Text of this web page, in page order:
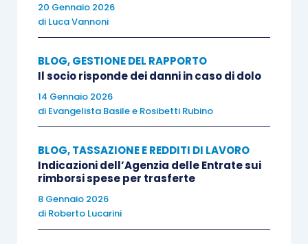
contribuenti, mai formalizzate in circolari e
interpelli (si pensi alle risposte mai rese
pubbliche in tema di piani diwelfareaziendale).
Ci si augura nel futuro che la nuova disciplina in
materia di interpelli delineata dai decreti
approvati dalla delega fiscale possa dare
chiarezza in tal senso.
20 Gennaio 2026
di Luca Vannoni
BLOG,GESTIONE DEL RAPPORTO
Il socio risponde dei danni in caso di dolo
14 Gennaio 2026
di Evangelista Basilee Rosibetti Rubino
BLOG,TASSAZIONE E REDDITI DI LAVORO
Indicazioni dell’Agenzia delle Entrate sui
rimborsi spese per trasferte
8 Gennaio 2026
di Roberto Lucarini